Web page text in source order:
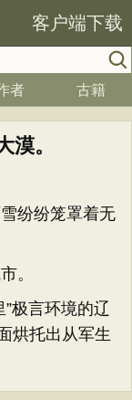
客户端下载
者 古籍
漠。
纷纷笼罩着无
。
极言环境的辽
烘托出从军生